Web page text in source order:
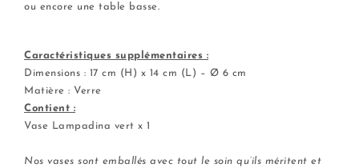
ou encore une table basse.
Caractéristiques supplémentaires :
Dimensions : 17 cm (H) x 14 cm (L) – Ø 6 cm
Matière : Verre
Contient :
Vase Lampadina vert x 1
Nos vases sont emballés avec tout le soin qu’ils méritent et